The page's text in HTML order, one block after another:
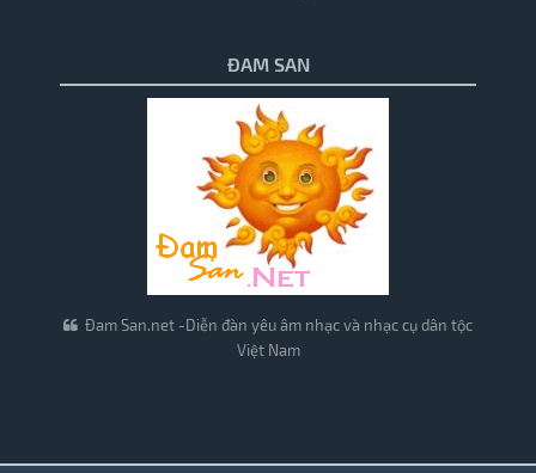
ĐAM SAN
Đam San.net -Diễn đàn yêu âm nhạc và nhạc cụ dân tộc
Việt Nam